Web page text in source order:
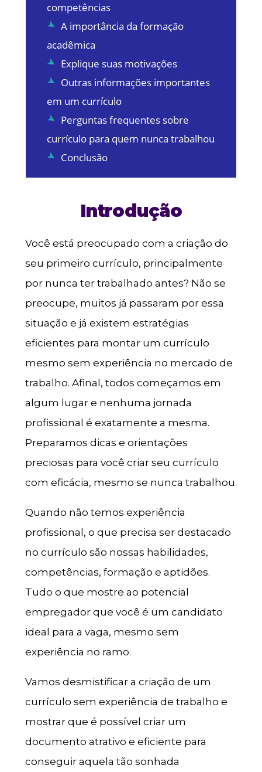
competências
A importância da formação
acadêmica
Explique suas motivações
Outras informações importantes
em um currículo
Perguntas frequentes sobre
currículo para quem nunca trabalhou
Conclusão
Introdução
Você está preocupado com a criação do
seu primeiro currículo, principalmente
por nunca ter trabalhado antes? Não se
preocupe, muitos já passaram por essa
situação e já existem estratégias
eficientes para montar um currículo
mesmo sem experiência no mercado de
trabalho. Afinal, todos começamos em
algum lugar e nenhuma jornada
profissional é exatamente a mesma.
Preparamos dicas e orientações
preciosas para você criar seu currículo
com eficácia, mesmo se nunca trabalhou.
Quando não temos experiência
profissional, o que precisa ser destacado
no currículo são nossas habilidades,
competências, formação e aptidões.
Tudo o que mostre ao potencial
empregador que você é um candidato
ideal para a vaga, mesmo sem
experiência no ramo.
Vamos desmistificar a criação de um
currículo sem experiência de trabalho e
mostrar que é possível criar um
documento atrativo e eficiente para
conseguir aquela tão sonhada